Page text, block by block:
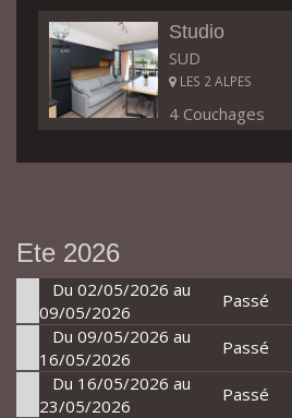
Studio
SUD
LES 2 ALPES
4 Couchages
Ete 2026
Du 02/05/2026 au
09/05/2026
Passé
Du 09/05/2026 au
16/05/2026
Passé
Du 16/05/2026 au
23/05/2026
Passé